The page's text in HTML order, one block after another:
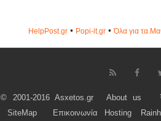
HelpPost.gr• Popi-it.gr•Όλα για τα
© 2001-2016 Asxetos.gr About us
SiteMap
Επικοινωνία Hosting